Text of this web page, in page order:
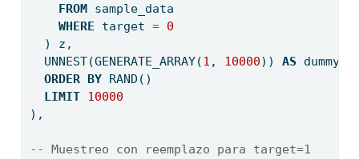
FROM sample_data
WHERE target = 0
  ) z,
  UNNEST(GENERATE_ARRAY(
1 , 10000)) AS dummy
ORDER
BY RAND()
LIMIT 10000
),
-- Muestreo con reemplazo para target=1